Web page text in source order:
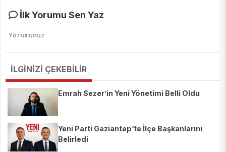
İlk Yorumu Sen Yaz
İLGİNİZİ ÇEKEBİLİR
Emrah Sezer’in Yeni Yönetimi Belli Oldu
Yeni Parti Gaziantep’te İlçe Başkanlarını
Belirledi